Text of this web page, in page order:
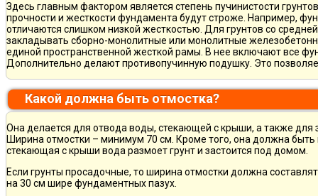
Здесь главным фактором является степень пучинистости
прочности и жесткости фундамента будут строже. Например,
отличаются слишком низкой жесткостью. Для грунтов со
закладывать сборно-монолитные или монолитные
единой пространственной жесткой рамы. В нее включают все
Дополнительно делают противопучинную подушку. Это
Какой должна быть отмостка?
Она делается для отвода воды, стекающей с крыши, а также для
Ширина отмостки – минимум 70 см. Кроме того, она должна быть
стекающая с крыши вода размоет грунт и застоится под домом.
Если грунты просадочные, то ширина отмостки должна
на 30 см шире фундаментных пазух.